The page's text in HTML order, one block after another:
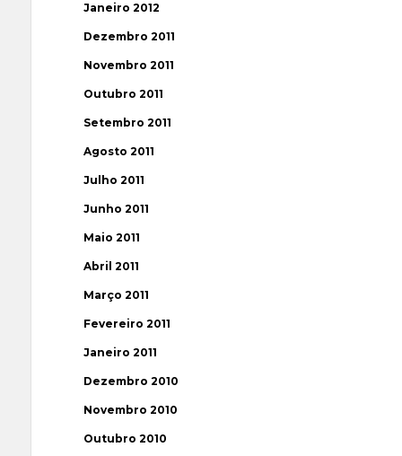
Janeiro 2012
Dezembro 2011
Novembro 2011
Outubro 2011
Setembro 2011
Agosto 2011
Julho 2011
Junho 2011
Maio 2011
Abril 2011
Março 2011
Fevereiro 2011
Janeiro 2011
Dezembro 2010
Novembro 2010
Outubro 2010